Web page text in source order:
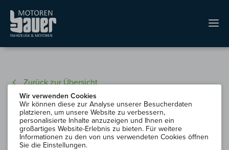
Zurück zur Übersicht
Wir verwenden Cookies
Wir können diese zur Analyse unserer Besucherdaten
platzieren, um unsere Website zu verbessern,
personalisierte Inhalte anzuzeigen und Ihnen ein
großartiges Website-Erlebnis zu bieten. Für weitere
Informationen zu den von uns verwendeten Cookies öffnen
Sie die Einstellungen.